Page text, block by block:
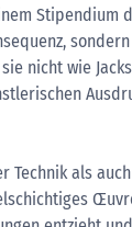
Stipendium
nicht wie
Technik als